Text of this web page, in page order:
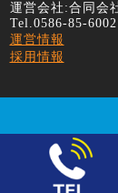
運営会社:合同会
Tel.0586-85-6002
運営情報
採用情報